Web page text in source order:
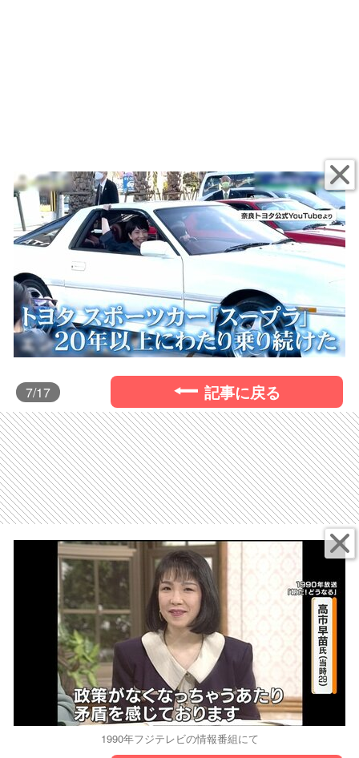
7/17 記事に戻る
1990年フジテレビの情報番組にて